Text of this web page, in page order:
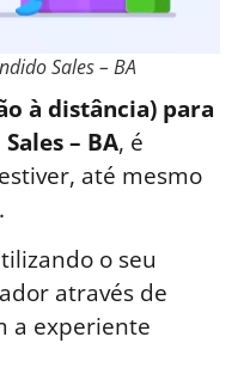
Sales – BA
à distância) para
– BA, é
até mesmo
o seu
através de
a experiente